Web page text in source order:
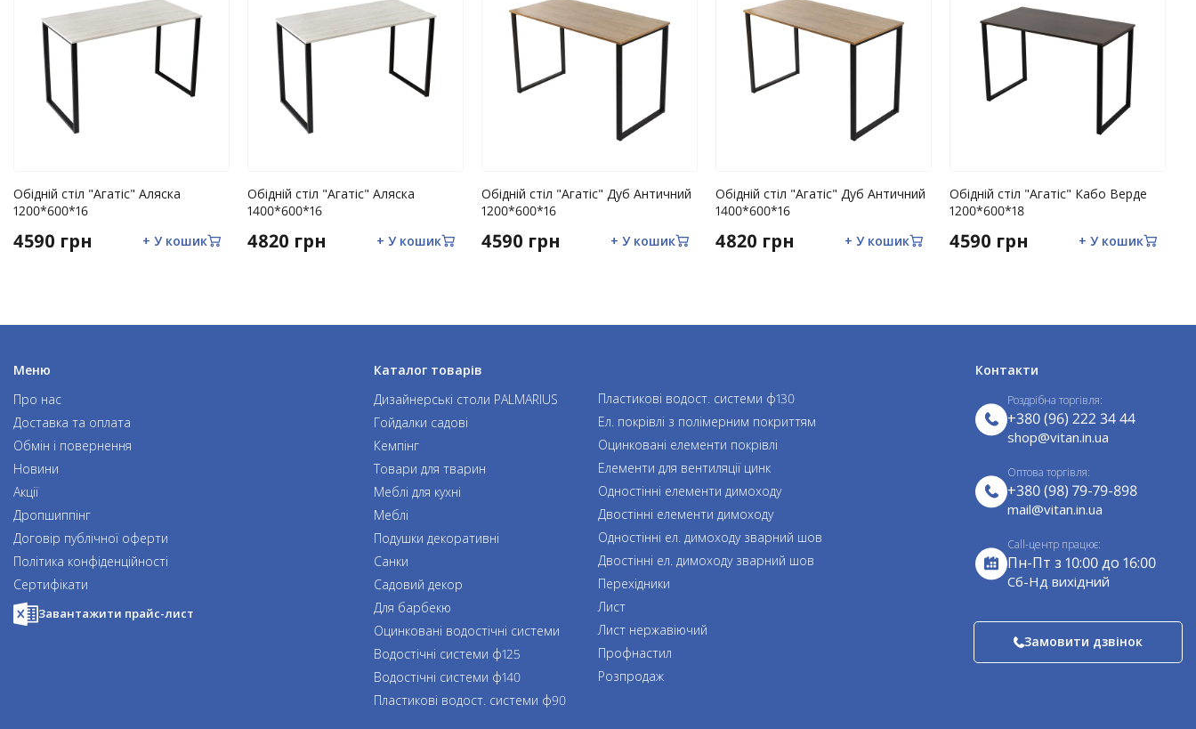
Розрив матеріалу зварних швів каркасу;
Дефект (зламування) пластикових елементів конструкції.
Відсутність гарантійного талона та товарного чека, відсутність у гарантійному талоні позначки
продавцем: дати продажу та друку магазину;
Ремонт виробів некваліфікованими особами, внесення змін до конструкції виробу, наявність
Ушкодження, що виникли внаслідок дії обставин непереборної сили (пожежа, блискавка, повінь,
Обідній стіл "Агатіс" Аляска
1200*600*16
4590 грн + У кошик
Обідній стіл "Агатіс" Аляска
1400*600*16
4820 грн + У кошик
Обідній стіл "Агатіс" Дуб Античний
1200*600*16
4590 грн + У кошик
Обідній стіл "Агатіс" Дуб Античний
1400*600*16
4820 грн + У кошик
Обідній стіл "Агатіс" Кабо Верде
1200*600*18
4590 грн + У кошик
Меню
Про нас
Доставка та оплата
Обмін і повернення
Новини
Акції
Дропшиппінг
Договір публічної оферти
Політика конфіденційності
Сертифікати
Завантажити прайс-лист
Каталог товарів
Дизайнерські столи PALMARIUS
Гойдалки садові
Кемпінг
Товари для тварин
Меблі для кухні
Меблі
Подушки декоративні
Санки
Садовий декор
Для барбекю
Оцинковані водостічні системи
Водостічні системи ф125
Водостічні системи ф140
Пластикові водост. системи ф90
Пластикові водост. системи ф130
Ел. покрівлі з полімерним покриттям
Оцинковані елементи покрівлі
Елементи для вентиляції цинк
Одностінні елементи димоходу
Двостінні елементи димоходу
Одностінні ел. димоходу зварний шов
Двостінні ел. димоходу зварний шов
Перехідники
Лист
Лист нержавіючий
Профнастил
Розпродаж
Контакти
Роздрібна торгівля:
+380 (96) 222 34 44
shop@vitan.in.ua
Оптова торгівля:
+380 (98) 79-79-898
mail@vitan.in.ua
Call-центр працює:
Пн-Пт з 10:00 до 16:00
Cб-Нд вихідний
Замовити дзвінок